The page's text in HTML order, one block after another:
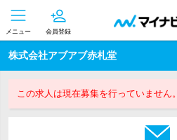
メニュー 会員登録
株式会社アブアブ赤札堂
この求人は現在募集を行っていません。